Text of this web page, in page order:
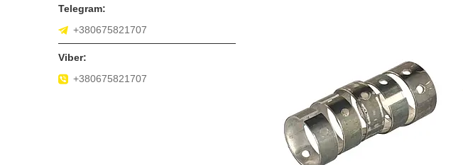
+380675821707
+380675821707